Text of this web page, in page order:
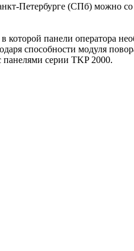
Петербурге (СПб) можно со
панели оператора
способности модуля
панелями серии TKP 2000.